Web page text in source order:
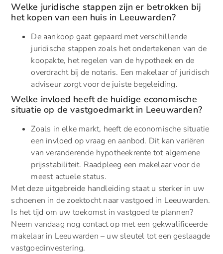
Welke juridische stappen zijn er betrokken bij
het kopen van een huis in Leeuwarden?
De aankoop gaat gepaard met verschillende
juridische stappen zoals het ondertekenen van de
koopakte, het regelen van de hypotheek en de
overdracht bij de notaris. Een makelaar of juridisch
adviseur zorgt voor de juiste begeleiding.
Welke invloed heeft de huidige economische
situatie op de vastgoedmarkt in Leeuwarden?
Zoals in elke markt, heeft de economische situatie
een invloed op vraag en aanbod. Dit kan variëren
van veranderende hypotheekrente tot algemene
prijsstabiliteit. Raadpleeg een makelaar voor de
meest actuele status.
Met deze uitgebreide handleiding staat u sterker in uw
schoenen in de zoektocht naar vastgoed in Leeuwarden.
Is het tijd om uw toekomst in vastgoed te plannen?
Neem vandaag nog contact op met een gekwalificeerde
makelaar in Leeuwarden – uw sleutel tot een geslaagde
vastgoedinvestering.